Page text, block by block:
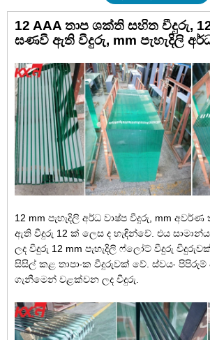
12 AAA තාප ශක්ති සහිත වීදුරු,
ඝණවී ඇති වීදුරු, mm පැහැදිලි
12 mm පැහැදිලි අර්ධ වාෂ්ප වීදුරු, mm
ඇති වීදුරු 12 ක් ලෙස ද හැඳින්වේ. එය
ලද වීදුරු 12 mm පැහැදිලි ෆ්ලෝට් වීදුරු
සිසිල් කළ තාපාංක වීදුරුවක් වේ. ස්වයං පිපිරුම්
ගැනීමෙන් වළක්වන ලද වීදුරු.